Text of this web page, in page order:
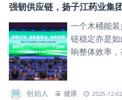
强韧供应链，扬子江药业集
一个木桶能
链稳定亦是
响整体效率，
创始人 健康 2025-12-